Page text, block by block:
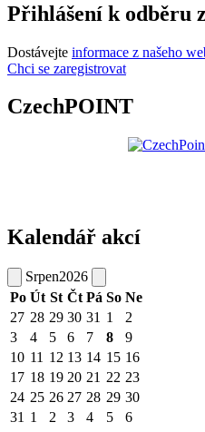
Přihlášení k odběru
Dostávejte informace z našeho
Chci se zaregistrovat
CzechPOINT
Kalendář akcí
Srpen2026
Po Út St Čt Pá So Ne
27 28 29 30 31 1
2
3
4 5 6 7 8
9
10 11 12 13 14 15 16
17 18 19 20 21 22 23
24 25 26 27 28 29 30
31 1 2 3 4 5 6